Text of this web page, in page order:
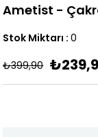
Ametist -
Stok Miktarı : 0
₺399,90